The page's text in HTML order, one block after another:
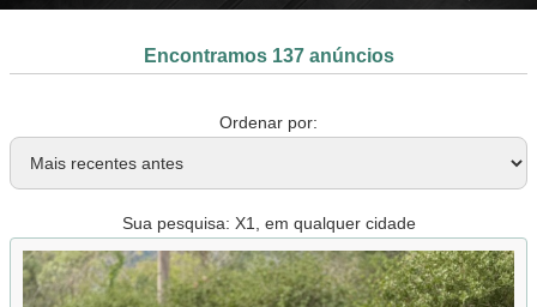
Encontramos 137 anúncios
Ordenar por:
Sua pesquisa: X1, em qualquer cidade